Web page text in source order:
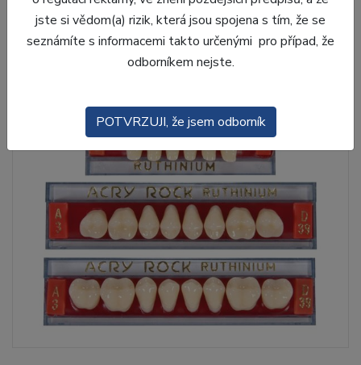
Výprodej
jste si vědom(a) rizik, která jsou spojena s tím, že se
seznámíte s informacemi takto určenými pro případ, že
odborníkem nejste.
POTVRZUJI, že jsem odborník